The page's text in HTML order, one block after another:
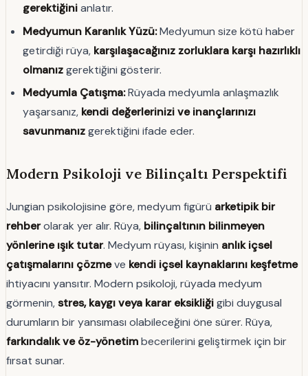
gerektiğinianlatır.
Medyumun Karanlık Yüzü:Medyumun size kötü haber
getirdiği rüya, karşılaşacağınız zorluklara karşı hazırlıklı
olmanızgerektiğini gösterir.
Medyumla Çatışma:Rüyada medyumla anlaşmazlık
yaşarsanız, kendi değerlerinizi ve inançlarınızı
savunmanızgerektiğini ifade eder.
Modern Psikoloji ve Bilinçaltı Perspektifi
Jungian psikolojisine göre, medyum figürü arketipik bir
rehberolarak yer alır. Rüya, bilinçaltının bilinmeyen
yönlerine ışık tutar. Medyum rüyası, kişinin anlık içsel
çatışmalarını çözmeve kendi içsel kaynaklarını keşfetme
ihtiyacını yansıtır. Modern psikoloji, rüyada medyum
görmenin,stres, kaygı veya karar eksikliğigibi duygusal
durumların bir yansıması olabileceğini öne sürer. Rüya,
farkındalık ve öz-yönetimbecerilerini geliştirmek için bir
fırsat sunar.